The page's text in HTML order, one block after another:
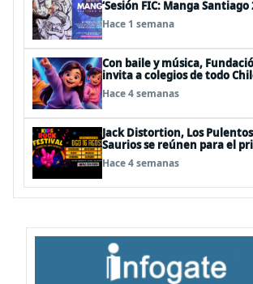
‘Sesión FIC: Manga Santiago
Hace 1 semana
Con baile y música,
invita a colegios de todo
autocuidado a los más
Hace 4 semanas
Jack Distortion, Los
Saurios se reúnen para el
de rock familiar en Chile
Hace 4 semanas